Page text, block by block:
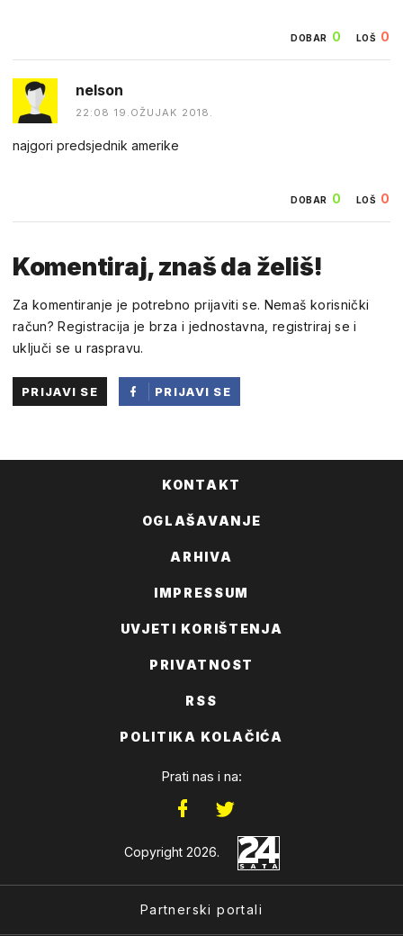
DOBAR 0 LOŠ 0
nelson
22:08 19.OŽUJAK 2018.
najgori predsjednik amerike
DOBAR 0 LOŠ 0
Komentiraj, znaš da želiš!
Za komentiranje je potrebno prijaviti se. Nemaš korisnički
račun? Registracija je brza i jednostavna, registriraj se i
uključi se u raspravu.
PRIJAVI SE
PRIJAVI SE
KONTAKT
OGLAŠAVANJE
ARHIVA
IMPRESSUM
UVJETI KORIŠTENJA
PRIVATNOST
RSS
POLITIKA KOLAČIĆA
Prati nas i na:
Copyright 2026.
Partnerski portali